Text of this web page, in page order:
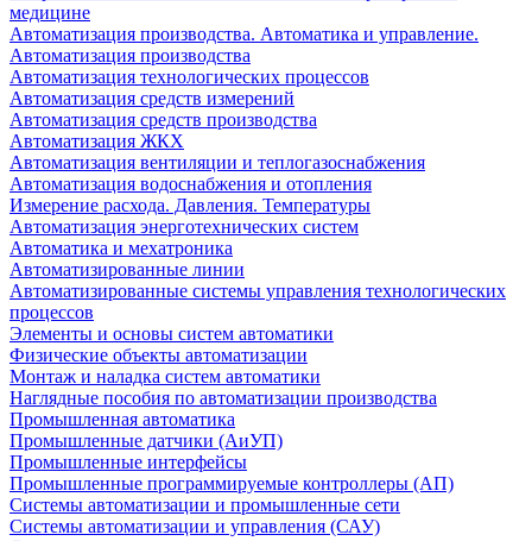
медицине
Автоматизация производства. Автоматика и управление.
Автоматизация производства
Автоматизация технологических процессов
Автоматизация средств измерений
Автоматизация средств производства
Автоматизация ЖКХ
Автоматизация вентиляции и теплогазоснабжения
Автоматизация водоснабжения и отопления
Измерение расхода. Давления. Температуры
Автоматизация энерготехнических систем
Автоматика и мехатроника
Автоматизированные линии
Автоматизированные системы управления технологических
процессов
Элементы и основы систем автоматики
Физические объекты автоматизации
Монтаж и наладка систем автоматики
Наглядные пособия по автоматизации производства
Промышленная автоматика
Промышленные датчики (АиУП)
Промышленные интерфейсы
Промышленные программируемые контроллеры (АП)
Системы автоматизации и промышленные сети
Системы автоматизации и управления (САУ)